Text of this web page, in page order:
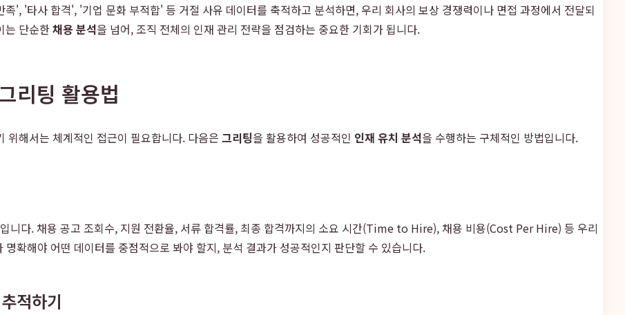
', '타사 합격', '기업 문화 부적합' 등 거절 사유 데이터를 축적하고 분석하면, 우리 회사의 보상 경쟁력이나 면접 과정에서 전달되
는 단순한채용 분석을 넘어, 조직 전체의 인재 관리 전략을 점검하는 중요한 기회가 됩니다.
리팅 활용법
해서는 체계적인 접근이 필요합니다. 다음은 그리팅을 활용하여 성공적인 인재 유치 분석을 수행하는 구체적인 방법입니다.
니다. 채용 공고 조회수, 지원 전환율, 서류 합격률, 최종 합격까지의 소요 시간(Time to Hire), 채용 비용(Cost Per Hire) 등 우리
확해야 어떤 데이터를 중점적으로 봐야 할지, 분석 결과가 성공적인지 판단할 수 있습니다.
적하기